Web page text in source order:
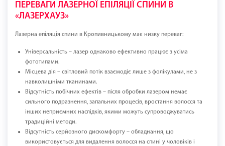
ПЕРЕВАГИ ЛАЗЕРНОЇ ЕПІЛЯЦІЇ СПИНИ В
«ЛАЗЕРХАУЗ»
Лазерна епіляція спини в Кропивницькому має низку переваг:
Універсальність – лазер однаково ефективно працює з усіма
фототипами.
Місцева дія – світловий потік взаємодіє лише з фолікулами, не з
навколишніми тканинами.
Відсутність побічних ефектів – після обробки лазером немає
сильного подразнення, запальних процесів, вростання волосся та
інших неприємних наслідків, якими можуть супроводжуватись
традиційні методи.
Відсутність серйозного дискомфорту – обладнання, що
використовується для видалення волосся на спині у чоловіків і